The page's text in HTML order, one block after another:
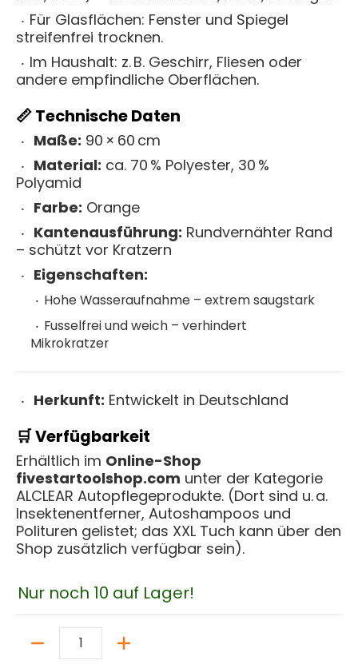
Für Glasflächen: Fenster und Spiegel
streifenfrei trocknen.
Im Haushalt: z. B. Geschirr, Fliesen oder
andere empfindliche Oberflächen.
📏 Technische Daten
Maße: 90 × 60 cm
Material: ca. 70 % Polyester, 30 %
Polyamid
Farbe: Orange
Kantenausführung: Rundvernähter Rand
– schützt vor Kratzern
Eigenschaften:
Hohe Wasseraufnahme – extrem saugstark
Fusselfrei und weich – verhindert
Mikrokratzer
Herkunft: Entwickelt in Deutschland
🛒 Verfügbarkeit
Erhältlich im Online-Shop
fivestartoolshop.com unter der Kategorie
ALCLEAR Autopflegeprodukte. (Dort sind u. a.
Insektenentferner, Autoshampoos und
Polituren gelistet; das XXL Tuch kann über den
Shop zusätzlich verfügbar sein).
Nur noch 10 auf Lager!
Menge